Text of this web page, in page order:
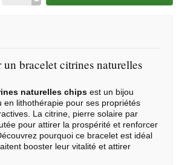
bracelet citrines naturelles
naturelles chips est un bijou
en lithothérapie pour ses propriétés
La citrine , pierre solaire par
pour attirer la prospérité et renforcer
pourquoi ce bracelet est idéal
booster leur vitalité et attirer